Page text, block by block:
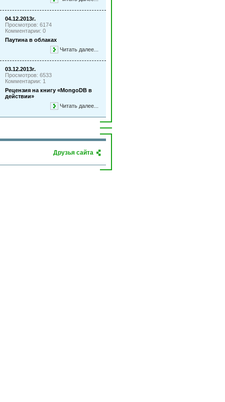
04.12.2013г.
Просмотров: 6174
Комментарии: 0
Паутина в облаках
Читать далее...
03.12.2013г.
Просмотров: 6533
Комментарии: 1
Рецензия на книгу «MongoDB в
действии»
Читать далее...
Друзья сайта